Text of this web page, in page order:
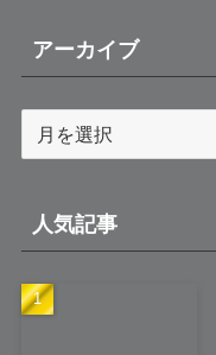
アーカイブ
ブ
人気記事